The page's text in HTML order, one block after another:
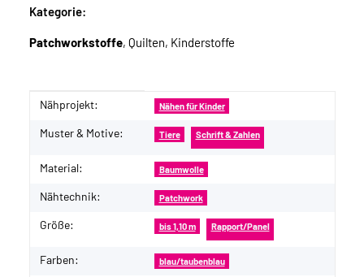
Kategorie:
Patchworkstoffe, Quilten, Kinderstoffe
Produkteigenschaft
Wert
Nähprojekt: Nähen für Kinder
Muster & Motive: Tiere Schrift & Zahlen
Material: Baumwolle
Nähtechnik: Patchwork
Größe: bis 1,10 m Rapport/Panel
Farben: blau/taubenblau